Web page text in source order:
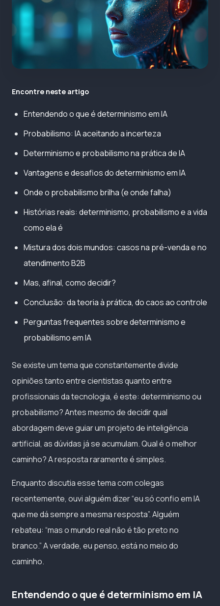
Encontre neste artigo
Entendendo o que é determinismo em IA
Probabilismo: IA aceitando a incerteza
Determinismo e probabilismo na prática de IA
Vantagens e desafios do determinismo em IA
Onde o probabilismo brilha (e onde falha)
Histórias reais: determinismo, probabilismo e a vida
como ela é
Mistura dos dois mundos: casos na pré-venda e no
atendimento B2B
Mas, afinal, como decidir?
Conclusão: da teoria à prática, do caos ao controle
Perguntas frequentes sobre determinismo e
probabilismo em IA
Se existe um tema que constantemente divide
opiniões tanto entre cientistas quanto entre
profissionais da tecnologia, é este: determinismo ou
probabilismo? Antes mesmo de decidir qual
abordagem deve guiar um projeto de inteligência
artificial, as dúvidas já se acumulam. Qual é o melhor
caminho? A resposta raramente é simples.
Enquanto discutia esse tema com colegas
recentemente, ouvi alguém dizer “eu só confio em IA
que me dá sempre a mesma resposta”. Alguém
rebateu: “mas o mundo real não é tão preto no
branco.” A verdade, eu penso, está no meio do
caminho.
Entendendo o que é determinismo em IA